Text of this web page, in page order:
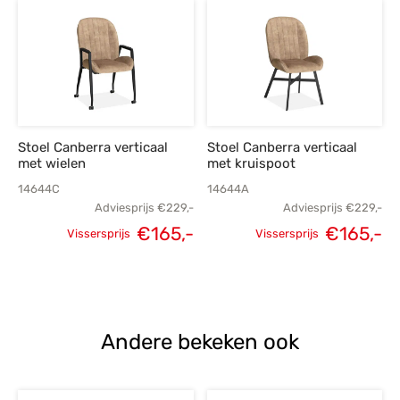
Stoel Canberra verticaal
met wielen
14644C
Adviesprijs €229,-
Oorspronkelijke
Vissersprijs €165,-Huidige
Stoel Canberra verticaal
met kruispoot
14644A
Adviesprijs €229,-
Oorspronkelijke
Vissersprijs €165,-
Andere bekeken ook